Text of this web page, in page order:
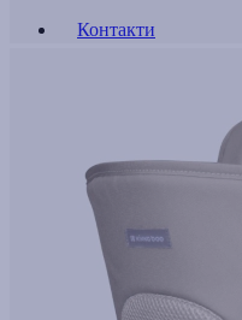
Контакти